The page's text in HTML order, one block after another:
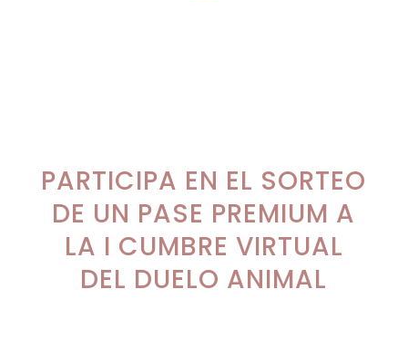
PARTICIPA EN EL SORTEO
DE UN PASE PREMIUM A
LA I CUMBRE VIRTUAL
DEL DUELO ANIMAL